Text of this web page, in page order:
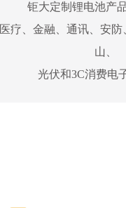
钜大定制锂电池产
医疗、金融、通讯、安
山、
光伏和3C消费电